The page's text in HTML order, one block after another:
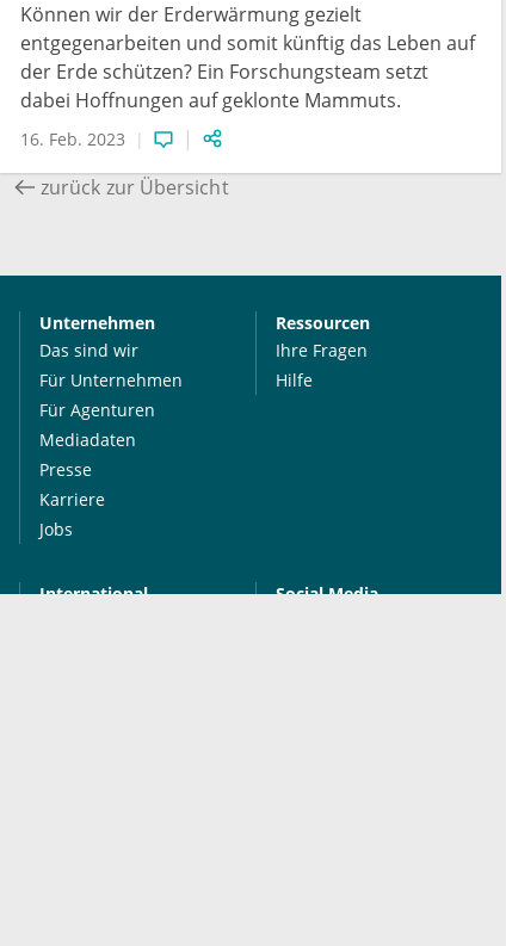
Können wir der Erderwärmung gezielt
entgegenarbeiten und somit künftig das Leben auf
der Erde schützen? Ein Forschungsteam setzt
dabei Hoffnungen auf geklonte Mammuts.
16. Feb. 2023
zurück zur Übersicht
Unternehmen
Das sind wir
Für Unternehmen
Für Agenturen
Mediadaten
Presse
Karriere
Jobs
Ressourcen
Ihre Fragen
Hilfe
International
Social Media